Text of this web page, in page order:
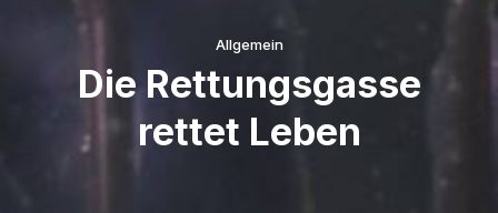
Allgemein
Die Rettungsgasse
rettet Leben